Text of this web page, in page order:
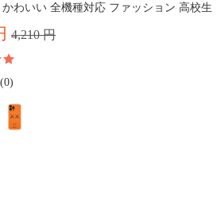
わいい 全機種対応 ファッション 高校生
4,210 円
(0)